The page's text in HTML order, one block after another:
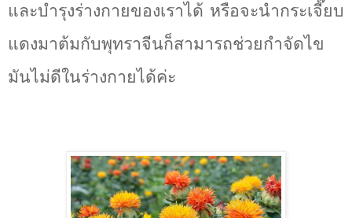
และบำรุงร่างกายของเราได้ หรือจะนำกระเจี๊ยบ
แดงมาต้มกับพุทราจีนก็สามารถช่วยกำจัดไข
มันไม่ดีในร่างกายได้ค่ะ